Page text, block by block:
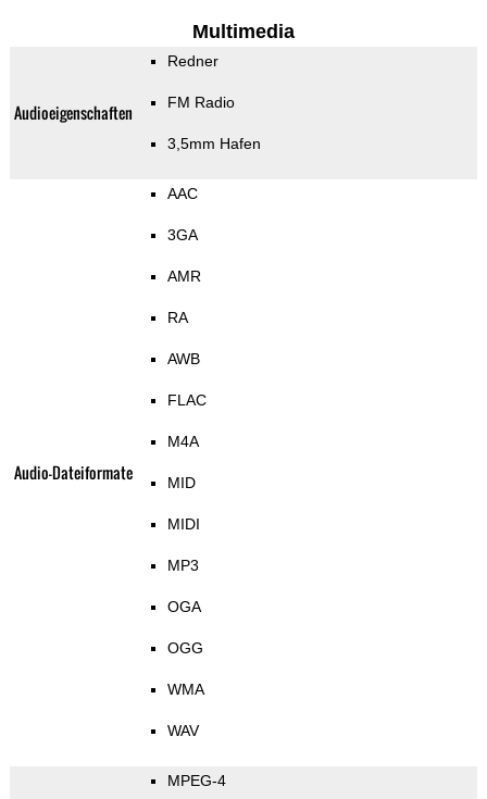
Multimedia
Audioeigenschaften
Redner
FM Radio
3,5mm Hafen
Audio-Dateiformate
AAC
3GA
AMR
RA
AWB
FLAC
M4A
MID
MIDI
MP3
OGA
OGG
WMA
WAV
MPEG-4